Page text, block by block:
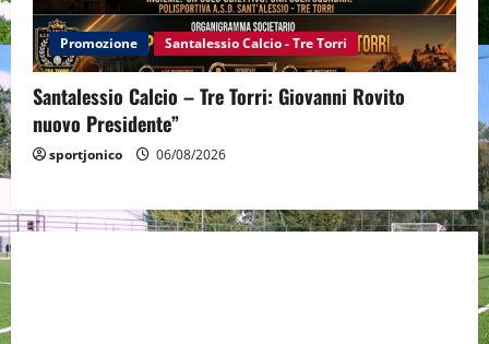
Promozione Santalessio Calcio - Tre Torri
Santalessio Calcio – Tre Torri: Giovanni Rovito
nuovo Presidente”
sportjonico 06/08/2026